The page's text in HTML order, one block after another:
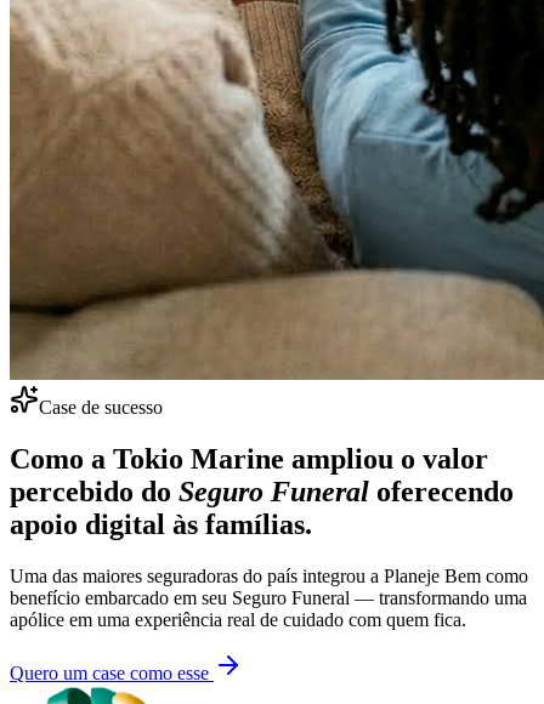
Case de sucesso
Como a Tokio Marine ampliou o valor
percebido do Seguro Funeral oferecendo
apoio digital às famílias.
Uma das maiores seguradoras do país integrou a Planeje Bem como
benefício embarcado em seu Seguro Funeral — transformando uma
apólice em uma experiência real de cuidado com quem fica.
Quero um case como esse